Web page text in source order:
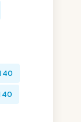
40
40